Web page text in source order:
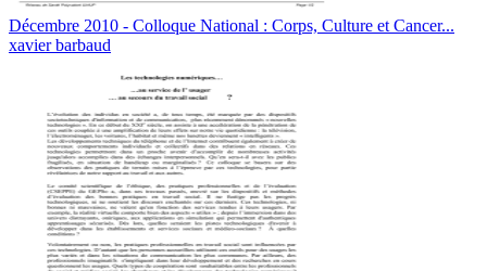
Décembre 2010 - Colloque National : Corps, Culture et Cancer...
xavier barbaud